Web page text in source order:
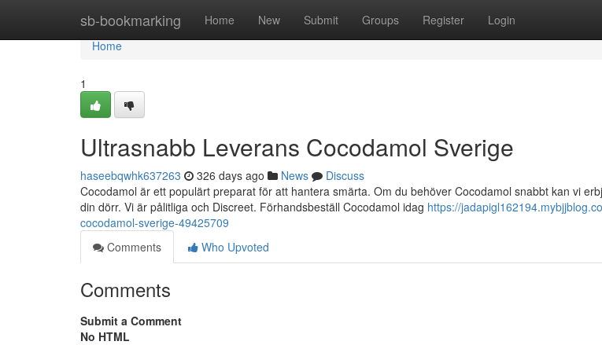
sb-bookmarking Home New Submit Groups Register Login
Home
Home
1
Ultrasnabb Leverans Cocodamol Sverige
haseebqwhk637263 326 days ago News
Discuss
Cocodamol är ett populärt preparat för att hantera smärta. Om du behöver Cocodamol snabbt kan vi
din dörr. Vi är pålitliga och Discreet. Förhandsbeställ Cocodamol idag https://
cocodamol-sverige-49425709
Comments
Who Upvoted
Comments
Submit a Comment
No HTML